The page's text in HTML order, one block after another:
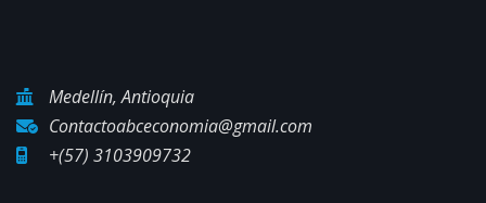
Medellín, Antioquia
Contactoabceconomia@gmail.com